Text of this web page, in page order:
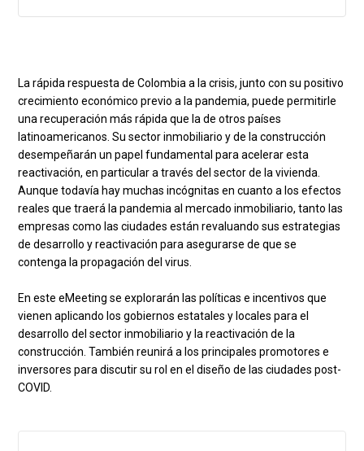
La rápida respuesta de Colombia a la crisis, junto con su positivo
crecimiento económico previo a la pandemia, puede permitirle
una recuperación más rápida que la de otros países
latinoamericanos. Su sector inmobiliario y de la construcción
desempeñarán un papel fundamental para acelerar esta
reactivación, en particular a través del sector de la vivienda.
Aunque todavía hay muchas incógnitas en cuanto a los efectos
reales que traerá la pandemia al mercado inmobiliario, tanto las
empresas como las ciudades están revaluando sus estrategias
de desarrollo y reactivación para asegurarse de que se
contenga la propagación del virus.
En este eMeeting se explorarán las políticas e incentivos que
vienen aplicando los gobiernos estatales y locales para el
desarrollo del sector inmobiliario y la reactivación de la
construcción. También reunirá a los principales promotores e
inversores para discutir su rol en el diseño de las ciudades post-
COVID.